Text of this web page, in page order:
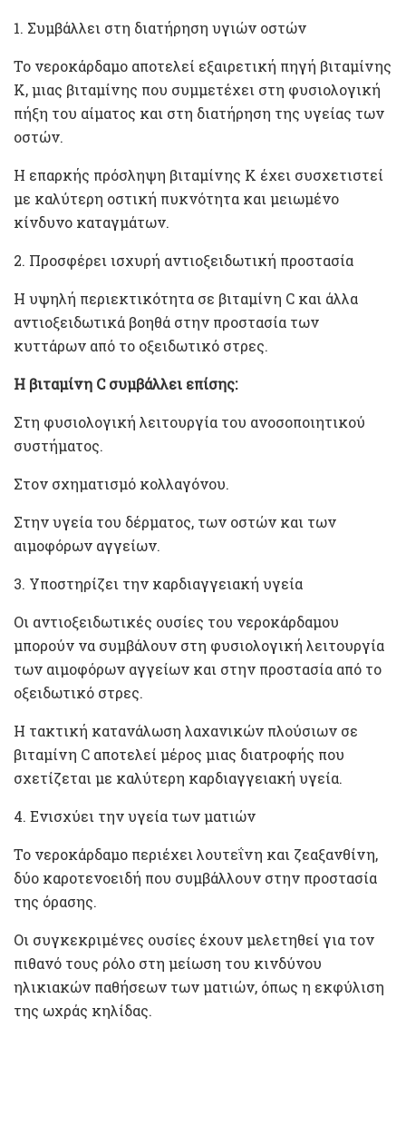
1. Συμβάλλει στη διατήρηση υγιών οστών
Το νεροκάρδαμο αποτελεί εξαιρετική πηγή βιταμίνης
Κ, μιας βιταμίνης που συμμετέχει στη φυσιολογική
πήξη του αίματος και στη διατήρηση της υγείας των
οστών.
Η επαρκής πρόσληψη βιταμίνης Κ έχει συσχετιστεί
με καλύτερη οστική πυκνότητα και μειωμένο
κίνδυνο καταγμάτων.
2. Προσφέρει ισχυρή αντιοξειδωτική προστασία
Η υψηλή περιεκτικότητα σε βιταμίνη C και άλλα
αντιοξειδωτικά βοηθά στην προστασία των
κυττάρων από το οξειδωτικό στρες.
Η βιταμίνη C συμβάλλει επίσης:
Στη φυσιολογική λειτουργία του ανοσοποιητικού
συστήματος.
Στον σχηματισμό κολλαγόνου.
Στην υγεία του δέρματος, των οστών και των
αιμοφόρων αγγείων.
3. Υποστηρίζει την καρδιαγγειακή υγεία
Οι αντιοξειδωτικές ουσίες του νεροκάρδαμου
μπορούν να συμβάλουν στη φυσιολογική λειτουργία
των αιμοφόρων αγγείων και στην προστασία από το
οξειδωτικό στρες.
Η τακτική κατανάλωση λαχανικών πλούσιων σε
βιταμίνη C αποτελεί μέρος μιας διατροφής που
σχετίζεται με καλύτερη καρδιαγγειακή υγεία.
4. Ενισχύει την υγεία των ματιών
Το νεροκάρδαμο περιέχει λουτεΐνη και ζεαξανθίνη,
δύο καροτενοειδή που συμβάλλουν στην προστασία
της όρασης.
Οι συγκεκριμένες ουσίες έχουν μελετηθεί για τον
πιθανό τους ρόλο στη μείωση του κινδύνου
ηλικιακών παθήσεων των ματιών, όπως η εκφύλιση
της ωχράς κηλίδας.